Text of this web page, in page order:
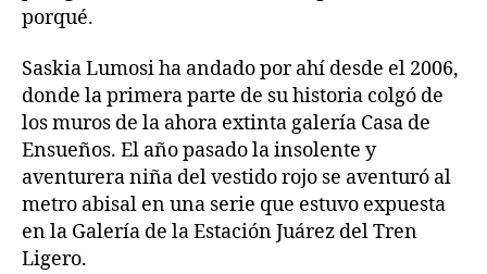
porqué.
Saskia Lumosi ha andado por ahí desde el 2006,
donde la primera parte de su historia colgó de
los muros de la ahora extinta galería Casa de
Ensueños. El año pasado la insolente y
aventurera niña del vestido rojo se aventuró al
metro abisal en una serie que estuvo expuesta
en la Galería de la Estación Juárez del Tren
Ligero.